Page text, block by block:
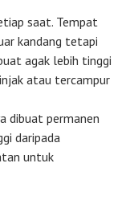
saat. Tempat
kandang tetapi
agak lebih tinggi
atau tercampur
dibuat permanen
daripada
untuk